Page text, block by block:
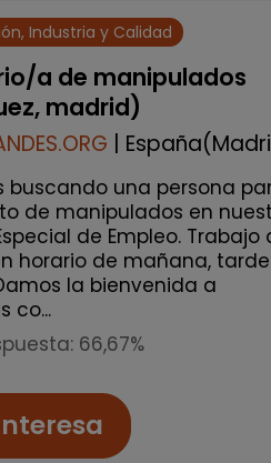
Industria y Calidad
a de manipulados
madrid)
|
buscando una persona
de manipulados en
de Empleo. Trabajo
horario de mañana,
la bienvenida a
co...
66,67%